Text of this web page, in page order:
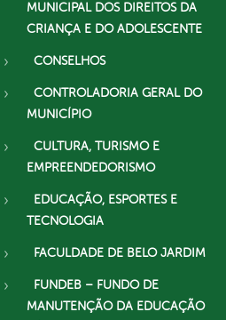
MUNICIPAL DOS DIREITOS DA
CRIANÇA E DO ADOLESCENTE
CONSELHOS
CONTROLADORIA GERAL DO
MUNICÍPIO
CULTURA, TURISMO E
EMPREENDEDORISMO
EDUCAÇÃO, ESPORTES E
TECNOLOGIA
FACULDADE DE BELO JARDIM
FUNDEB – FUNDO DE
MANUTENÇÃO DA EDUCAÇÃO